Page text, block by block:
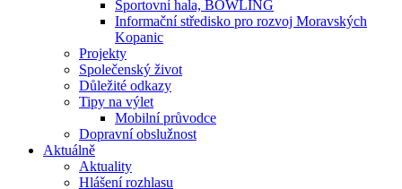
Sportovní hala, BOWLING
Informační středisko pro rozvoj Moravských
Kopanic
Projekty
Společenský život
Důležité odkazy
Tipy na výlet
Mobilní průvodce
Dopravní obslužnost
Aktuálně
Aktuality
Hlášení rozhlasu